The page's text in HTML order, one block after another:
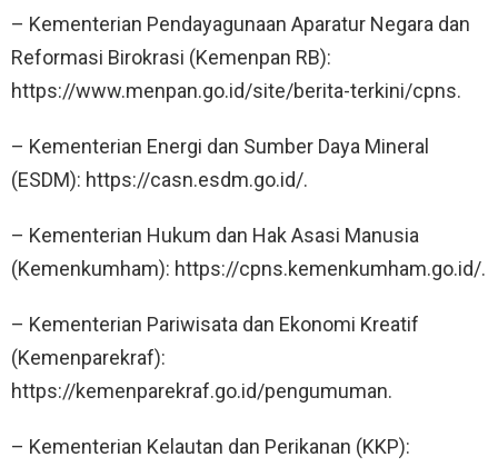
– Kementerian Pendayagunaan Aparatur Negara dan
Reformasi Birokrasi (Kemenpan RB):
https://www.menpan.go.id/site/berita-terkini/cpns.
– Kementerian Energi dan Sumber Daya Mineral
(ESDM): https://casn.esdm.go.id/.
– Kementerian Hukum dan Hak Asasi Manusia
(Kemenkumham): https://cpns.kemenkumham.go.id/.
– Kementerian Pariwisata dan Ekonomi Kreatif
(Kemenparekraf):
https://kemenparekraf.go.id/pengumuman.
– Kementerian Kelautan dan Perikanan (KKP):